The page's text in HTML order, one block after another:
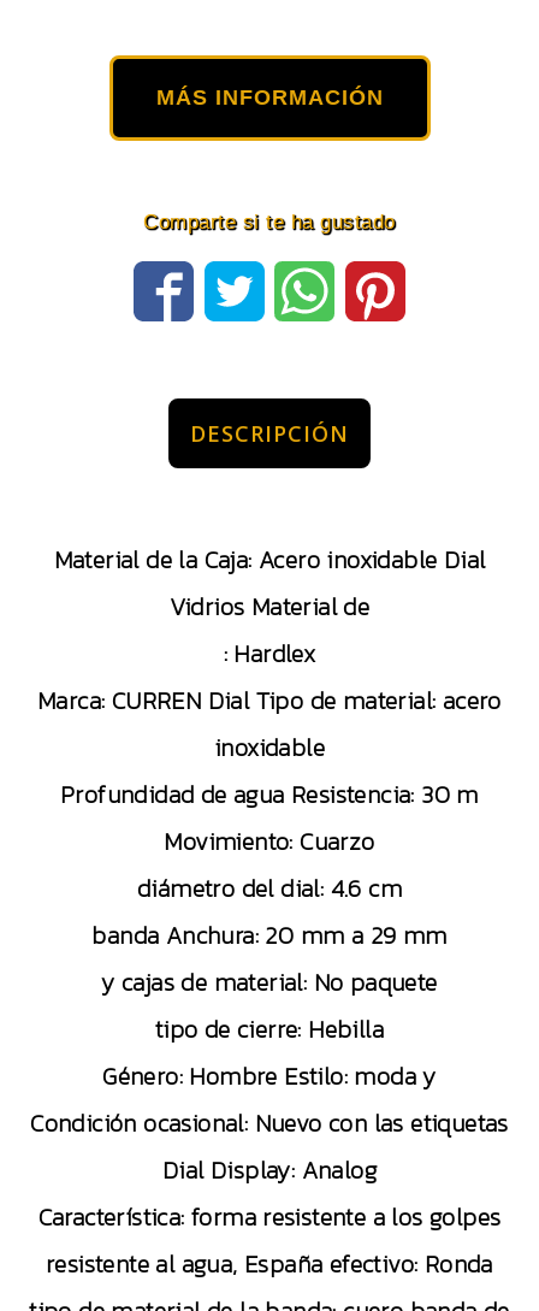
MÁS INFORMACIÓN
Comparte si te ha gustado
DESCRIPCIÓN
Material de la Caja: Acero inoxidable Dial
Vidrios Material de
: Hardlex
Marca: CURREN Dial Tipo de material: acero
inoxidable
Profundidad de agua Resistencia: 30 m
Movimiento: Cuarzo
diámetro del dial: 4.6 cm
banda Anchura: 20 mm a 29 mm
y cajas de material: No paquete
tipo de cierre: Hebilla
Género: Hombre Estilo: moda y
Condición ocasional: Nuevo con las etiquetas
Dial Display: Analog
Característica: forma resistente a los golpes
resistente al agua, España efectivo: Ronda